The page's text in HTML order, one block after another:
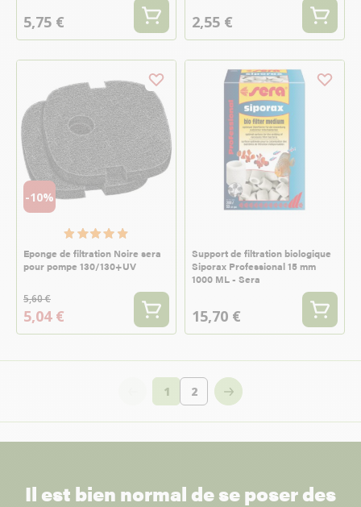
5,75 € 2,55 €
-10%
Eponge de filtration Noire sera
pour pompe 130/130+UV
5,60 €
5,04 €
Support de filtration biologique
Siporax Professional 15 mm
1000 ML - Sera
15,70 €
Vous lisez actuellement la page
1 Page
2
Il est bien normal de se poser des